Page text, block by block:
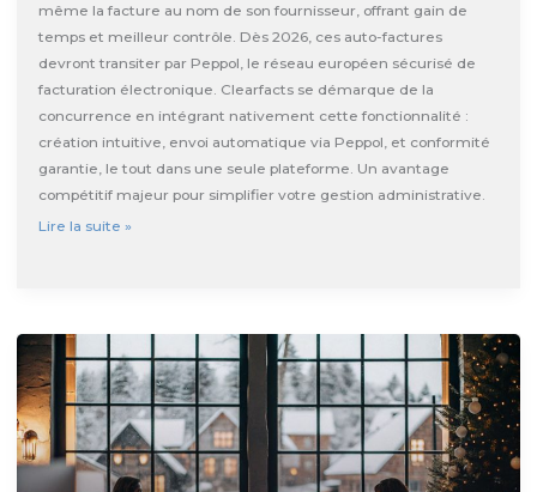
même la facture au nom de son fournisseur, offrant gain de
temps et meilleur contrôle. Dès 2026, ces auto-factures
devront transiter par Peppol, le réseau européen sécurisé de
facturation électronique. Clearfacts se démarque de la
concurrence en intégrant nativement cette fonctionnalité :
création intuitive, envoi automatique via Peppol, et conformité
garantie, le tout dans une seule plateforme. Un avantage
compétitif majeur pour simplifier votre gestion administrative.
Self-
Clearfacts
vous
donne
un
avantage
Lire la suite »